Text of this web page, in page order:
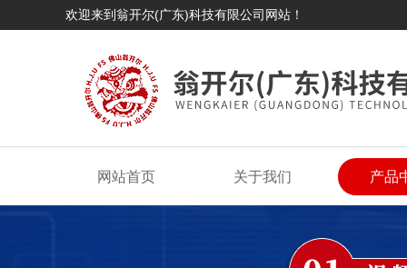
欢迎来到翁开尔(广东)科技有限公司网站！
网站首页 关于我们 产品